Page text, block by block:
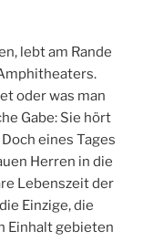
lebt am Rande
oder was man
Gabe: Sie hört
eines Tages
Herren in die
Lebenszeit der
Einzige, die
Einhalt gebieten